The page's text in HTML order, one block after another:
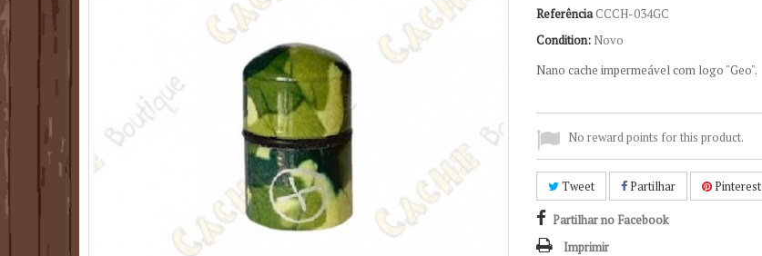
ReferênciaCCCH-034GC
Condition: Novo
Nano cache impermeável com logo "Geo".
No reward points for this product.
Tweet Partilhar Pinterest
Partilhar no Facebook
Imprimir